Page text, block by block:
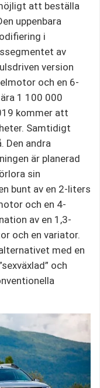
att beställa
uppenbara
i
av
version
och en 6-
1 100 000
kommer att
Samtidigt
Den andra
är planerad
sin
bunt av en 2-liters
och en 4-
av en 1,3-
och en variator.
med en
och